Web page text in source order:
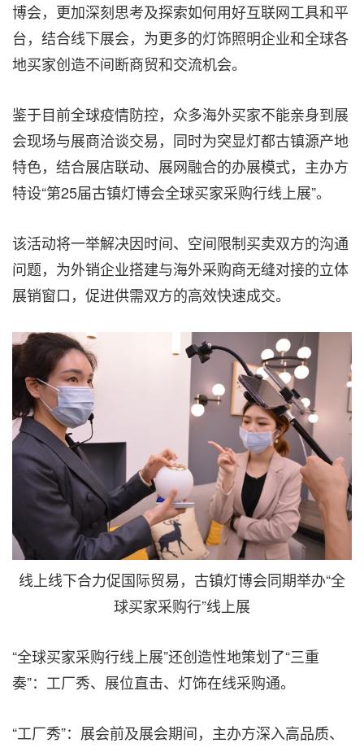
博会，更加深刻思考及探索如何用好互联网工具和平
台，结合线下展会，为更多的灯饰照明企业和全球各
地买家创造不间断商贸和交流机会。
鉴于目前全球疫情防控，众多海外买家不能亲身到展
会现场与展商洽谈交易，同时为突显灯都古镇源产地
特色，结合展店联动、展网融合的办展模式，主办方
特设“第25届古镇灯博会全球买家采购行线上展”。
该活动将一举解决因时间、空间限制买卖双方的沟通
问题，为外销企业搭建与海外采购商无缝对接的立体
展销窗口，促进供需双方的高效快速成交。
线上线下合力促国际贸易，古镇灯博会同期举办“全
球买家采购行”线上展
“全球买家采购行线上展”还创造性地策划了“三重
奏”：工厂秀、展位直击、灯饰在线采购通。
“工厂秀”：展会前及展会期间，主办方深入高品质、